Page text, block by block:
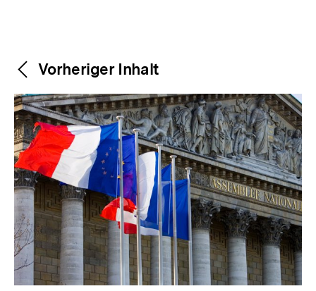
Weitere
Inhalte
Content-
Navigation
Vorheriger Inhalt